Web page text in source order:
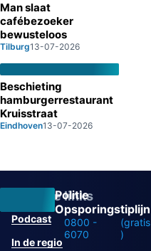
Man slaat
cafébezoeker
bewusteloos
Tilburg13-07-2026
Beschieting
hamburgerrestaurant
Kruisstraat
Eindhoven13-07-2026
Politie
Opsporingstiplijn
0800 -
6070
(gratis
)
Overige links
Podcast
In de regio